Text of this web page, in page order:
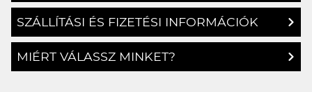
SZÁLLÍTÁSI ÉS FIZETÉSI INFORMÁCIÓK
MIÉRT VÁLASSZ MINKET?